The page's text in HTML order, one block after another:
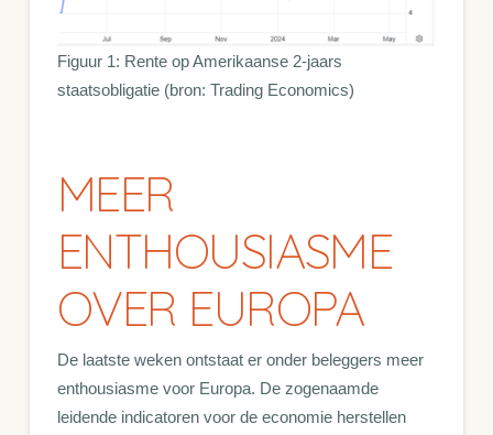
Figuur 1: Rente op Amerikaanse 2-jaars
staatsobligatie (bron: Trading Economics)
MEER
ENTHOUSIASME
OVER EUROPA
De laatste weken ontstaat er onder beleggers meer
enthousiasme voor Europa. De zogenaamde
leidende indicatoren voor de economie herstellen